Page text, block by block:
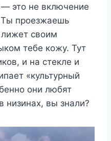
это не включение
проезжаешь
лижет своим
тебе кожу. Тут
и на стекле и
«культурный
они любят
низинах, вы знали?